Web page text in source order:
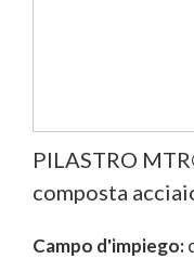
PILASTRO
composta
Campo d'impiego: